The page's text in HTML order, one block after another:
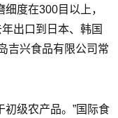
度在300目以上，
出口到日本、韩国
吉兴食品有限公司常
初级农产品。”国际食